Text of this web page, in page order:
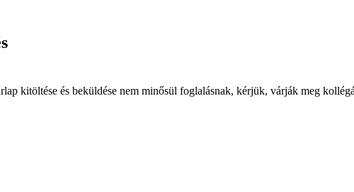
kitöltése és beküldése nem minősül foglalásnak, kérjük, várják meg